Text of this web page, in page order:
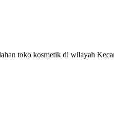
toko kosmetik di wilayah